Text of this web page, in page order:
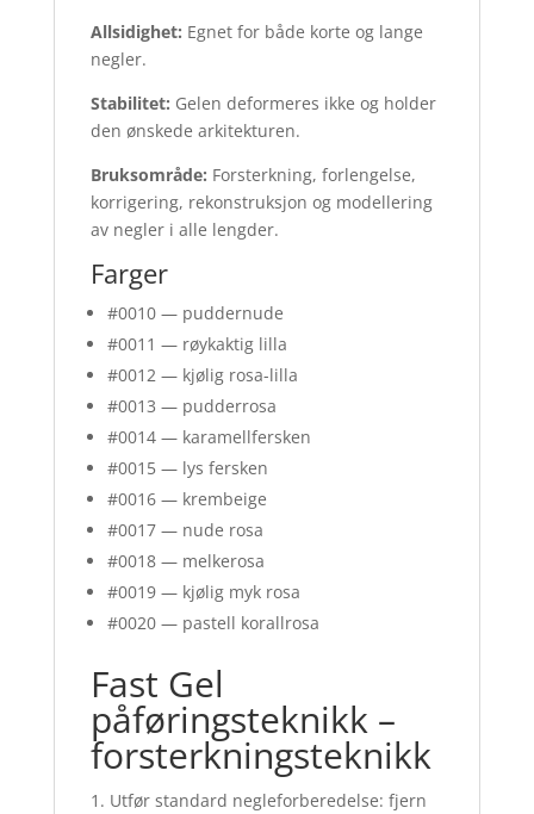
Allsidighet: Egnet for både korte og lange
negler.
Stabilitet: Gelen deformeres ikke og holder
den ønskede arkitekturen.
Bruksområde: Forsterkning, forlengelse,
korrigering, rekonstruksjon og modellering
av negler i alle lengder.
Farger
#0010 — puddernude
#0011 — røykaktig lilla
#0012 — kjølig rosa-lilla
#0013 — pudderrosa
#0014 — karamellfersken
#0015 — lys fersken
#0016 — krembeige
#0017 — nude rosa
#0018 — melkerosa
#0019 — kjølig myk rosa
#0020 — pastell korallrosa
Fast Gel
påføringsteknikk –
forsterkningsteknikk
Utfør standard negleforberedelse: fjern